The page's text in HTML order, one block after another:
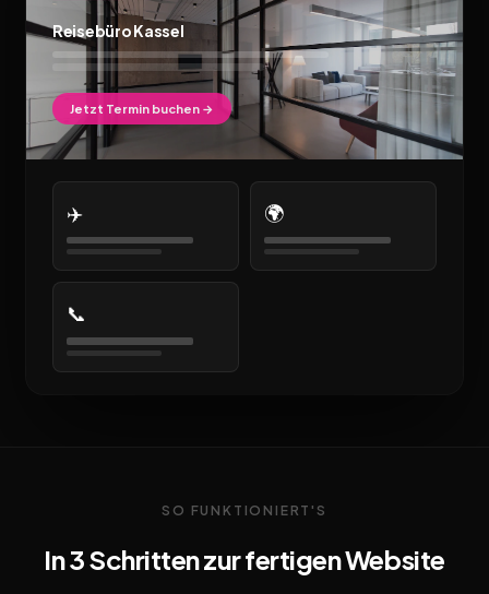
Reisebüro Kassel
Jetzt Termin buchen →
✈️ 🌍
📞
SO FUNKTIONIERT'S
In 3 Schritten zur fertigen Website